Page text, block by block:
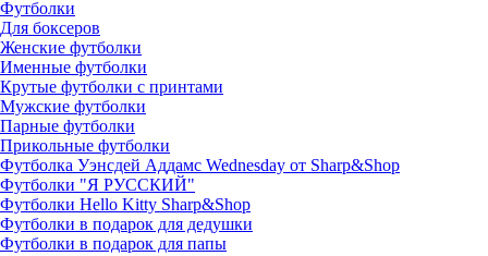
Футболки
Для боксеров
Женские футболки
Именные футболки
Крутые футболки с принтами
Мужские футболки
Парные футболки
Прикольные футболки
Футболка Уэнсдей Аддамс Wednesday от Sharp&Shop
Футболки "Я РУССКИЙ"
Футболки Hello Kitty Sharp&Shop
Футболки в подарок для дедушки
Футболки в подарок для папы